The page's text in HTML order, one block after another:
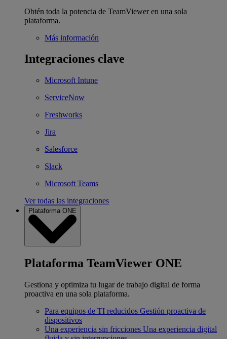
Obtén toda la potencia de TeamViewer en una sola
plataforma.
Más información
Integraciones clave
Microsoft Intune
ServiceNow
Freshworks
Jira
Salesforce
Slack
Microsoft Teams
Ver todas las integraciones
Plataforma ONE
Plataforma TeamViewer ONE
Gestiona y optimiza tu lugar de trabajo digital de forma
proactiva en una sola plataforma.
Para equipos de TI reducidos Gestión proactiva de
dispositivos
Una experiencia sin fricciones Una experiencia digital